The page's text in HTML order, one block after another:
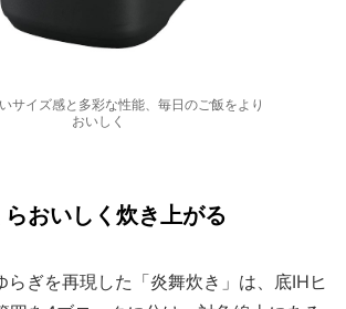
サイズ感と多彩な性能、毎日のご飯をより
おいしく
おいしく炊き上がる
ぎを再現した「炎舞炊き」は、底IHヒ